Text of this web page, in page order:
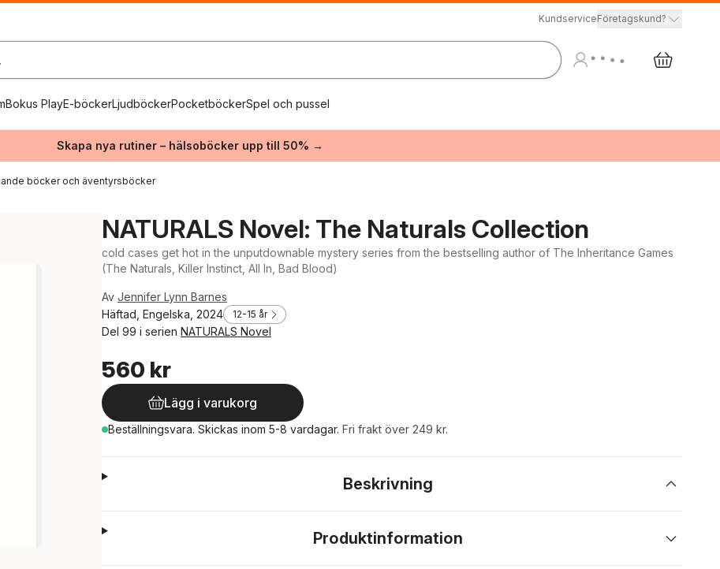
KundserviceFöretagskund?
Bokus PlayE-böckerLjudböckerPocketböckerSpel och pussel
Skapa nya rutiner – hälsoböcker upp till 50% →
böcker och äventyrsböcker
NATURALS Novel: The Naturals Collection
cold cases get hot in the unputdownable mystery series from the bestselling author of The Inheritance Games
(The Naturals, Killer Instinct, All In, Bad Blood)
Av Jennifer Lynn Barnes
Häftad, Engelska, 2024
12-15 år
Del 99 i serien NATURALS Novel
560 kr
Lägg i varukorg
Beställningsvara. Skickas inom 5-8 vardagar. Fri frakt över 249 kr.
Beskrivning
Produktinformation